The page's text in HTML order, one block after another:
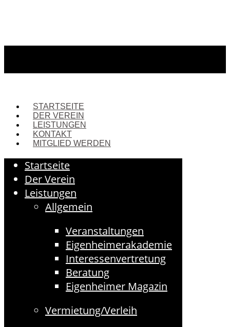
STARTSEITE
DER VEREIN
LEISTUNGEN
KONTAKT
MITGLIED WERDEN
Startseite
Der Verein
Leistungen
Allgemein
Veranstaltungen
Eigenheimerakademie
Interessenvertretung
Beratung
Eigenheimer Magazin
Vermietung/Verleih